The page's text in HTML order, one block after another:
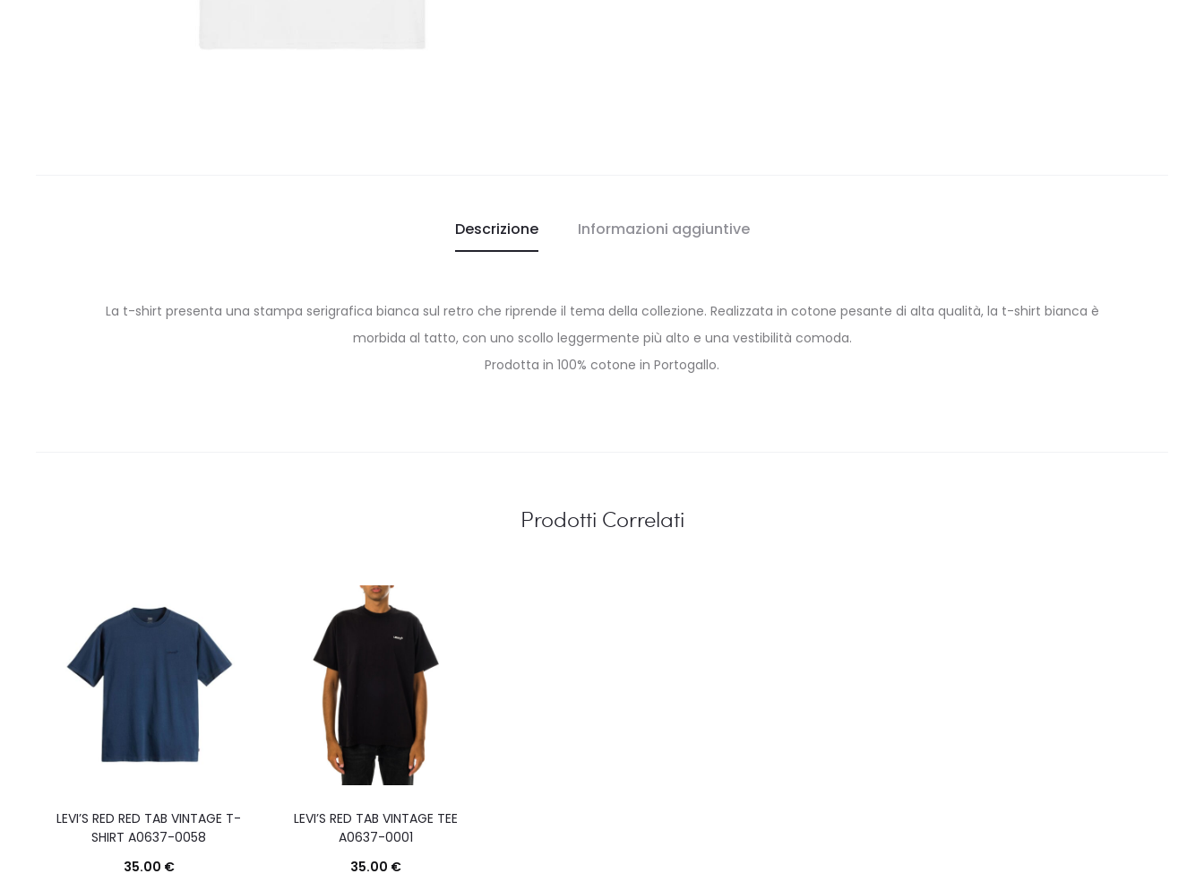
Descrizione Informazioni aggiuntive
La t-shirt presenta una stampa serigrafica bianca sul retro che riprende il tema della collezione. Realizzata in cotone pesante di alta qualità, la t-shirt bianca è
morbida al tatto, con uno scollo leggermente più alto e una vestibilità comoda.
Prodotta in 100% cotone in Portogallo.
Prodotti Correlati
LEVI’S RED RED TAB VINTAGE T-
SHIRT A0637-0058
35.00 €
LEVI’S RED TAB VINTAGE TEE
A0637-0001
35.00 €